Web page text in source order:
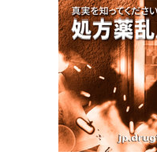
読
注文
ダウンロ